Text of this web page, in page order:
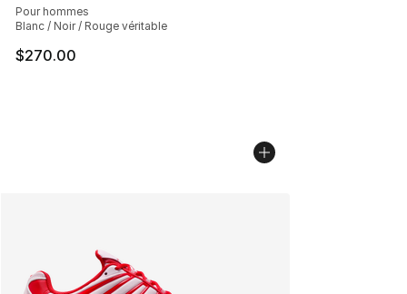
Pour hommes
Blanc / Noir / Rouge véritable
$270.00